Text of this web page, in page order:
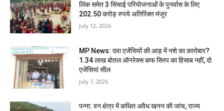
लिंक समेत 3 सिंचाई परियोजनाओं के पुनर्वास के लिए
202.50 करोड़ रुपये अतिरिक्त मंजूर
July 12, 2026
MP News: दवा एजेंसियों की आड़ में नशे का कारोबार?
1.34 लाख बोतल ऑनरेक्स कफ सिरप का हिसाब नहीं, दो
एजेंसियां सील
July 7, 2026
पन्ना: वन क्षेत्र में कथित अवैध खनन की जांच, राज्य